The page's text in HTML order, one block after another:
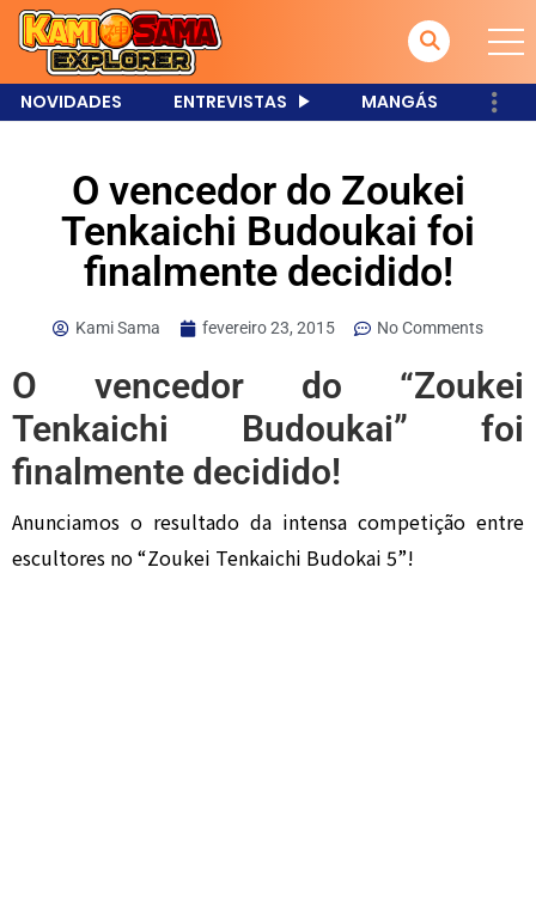
NOVIDADES ENTREVISTAS MANGÁS
O vencedor do Zoukei
Tenkaichi Budoukai foi
finalmente decidido!
Kami Sama fevereiro 23, 2015 No Comments
O vencedor do “Zoukei
Tenkaichi Budoukai” foi
finalmente decidido!
Anunciamos o resultado da intensa competição entre
escultores no “Zoukei Tenkaichi Budokai 5”!